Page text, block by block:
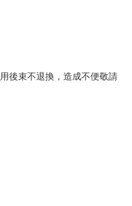
後束不退換，造成不便敬請